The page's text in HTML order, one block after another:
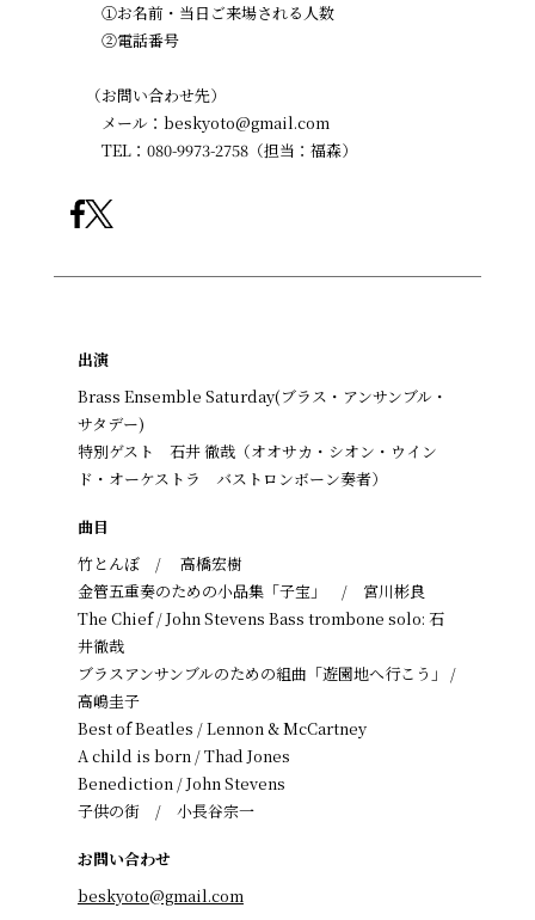
①お名前・当日ご来場される人数
②電話番号
（お問い合わせ先）
メール：beskyoto@gmail.com
TEL：080-9973-2758（担当：福森）
出演
Brass Ensemble Saturday(ブラス・アンサンブル・
サタデー)
特別ゲスト 石井 徹哉（オオサカ・シオン・ウイン
ド・オーケストラ バストロンボーン奏者）
曲目
竹とんぼ / 高橋宏樹
金管五重奏のための小品集「子宝」 / 宮川彬良
The Chief / John Stevens Bass trombone solo: 石
井徹哉
ブラスアンサンブルのための組曲「遊園地へ行こう」 /
高嶋圭子
Best of Beatles / Lennon & McCartney
A child is born / Thad Jones
Benediction / John Stevens
子供の街 / 小長谷宗一
お問い合わせ
beskyoto@gmail.com